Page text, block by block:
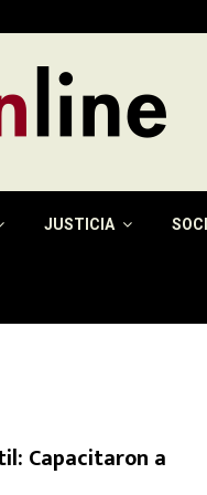
JUSTICIA
Capacitaron a